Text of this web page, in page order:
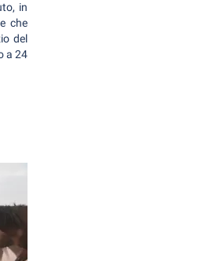
in
che
del
a 24